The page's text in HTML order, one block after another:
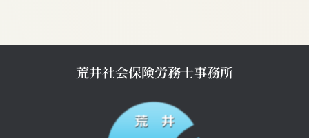
荒井社会保険労務士事務所